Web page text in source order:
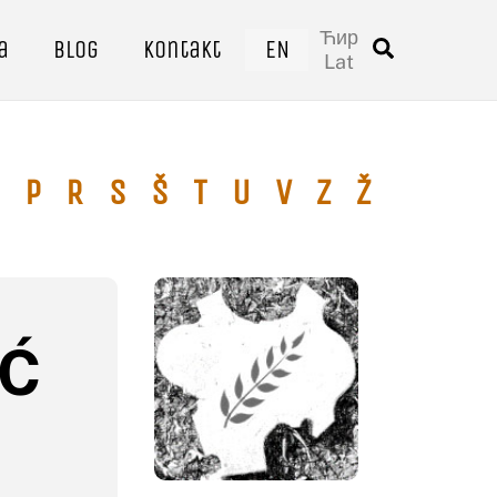
Ћир
Lat
Blog Kontakt EN
P R S Š T U V Z Ž